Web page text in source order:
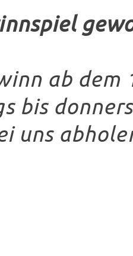
ab dem
bis
uns